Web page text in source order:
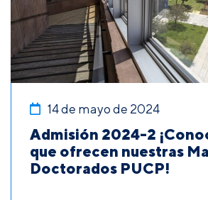
14 de mayo de 2024
Admisión 2024-2
que ofrecen nuestras
Doctorados PUCP!